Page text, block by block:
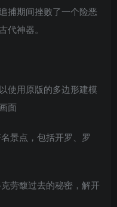
捕期间挫败了一个险恶
代神器。
使用原版的多边形建模
面
景点，包括开罗、罗
劳馥过去的秘密，解开